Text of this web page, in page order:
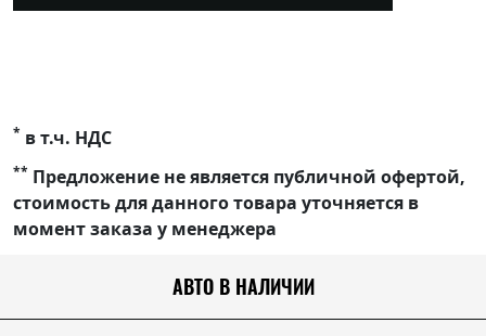
* в т.ч. НДС
** Предложение не является публичной офертой,
стоимость для данного товара уточняется в
момент заказа у менеджера
АВТО В НАЛИЧИИ